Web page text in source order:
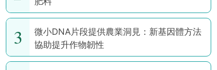
3
微小DNA片段提供農業洞見：新基因體方法
協助提升作物韌性